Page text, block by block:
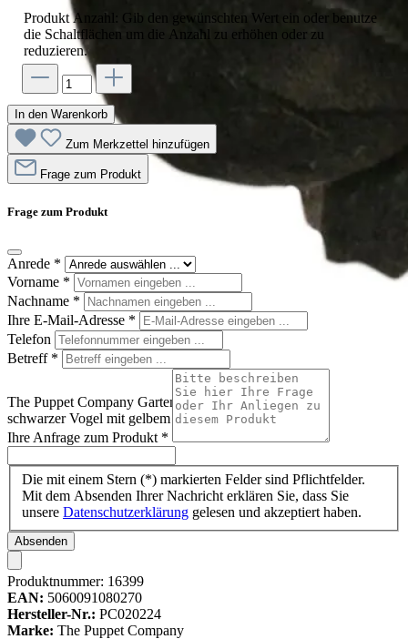
The Puppet Company Gartenvogel-Fingerpuppe Amsel,
schwarzer Vogel mit gelbem Schnabel, Seitenansicht
Produkt Anzahl: Gib den gewünschten Wert ein oder benutze
die Schaltflächen um die Anzahl zu erhöhen oder zu
reduzieren.
In den Warenkorb
Zum Merkzettel hinzufügen
Frage zum Produkt
Frage zum Produkt
Anrede *
Vorname *
Nachname *
Ihre E-Mail-Adresse *
Telefon
Betreff *
Ihre Anfrage zum Produkt *
Die mit einem Stern (*) markierten Felder sind Pflichtfelder.
Mit dem Absenden Ihrer Nachricht erklären Sie, dass Sie
unsere Datenschutzerklärung gelesen und akzeptiert haben.
Absenden
Produktnummer: 16399
EAN: 5060091080270
Hersteller-Nr.: PC020224
Marke: The Puppet Company